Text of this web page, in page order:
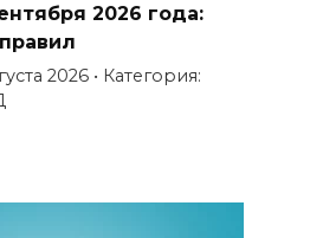
2026 года:
2026 • Категория: